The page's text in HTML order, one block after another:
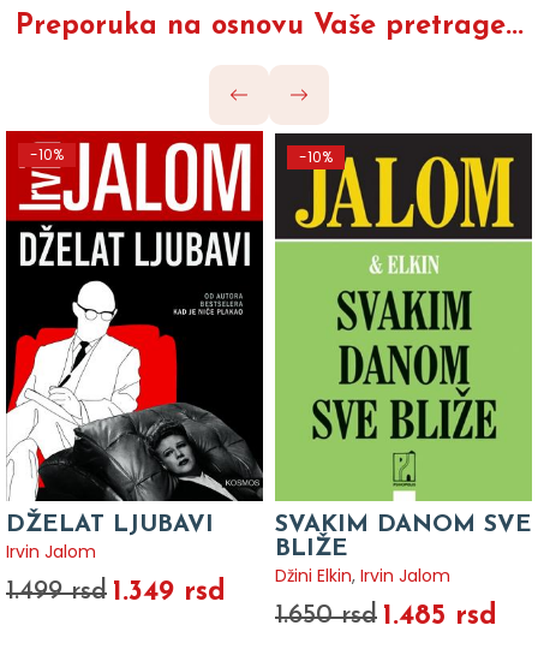
Preporuka na osnovu Vaše pretrage...
-10%
DŽELAT LJUBAVI
Irvin Jalom
1.499 rsd 1.349 rsd
-10%
SVAKIM DANOM SVE
BLIŽE
Džini Elkin, Irvin Jalom
1.650 rsd 1.485 rsd